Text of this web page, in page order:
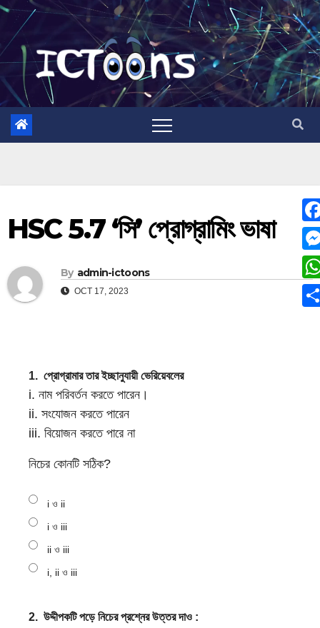
HSC 5.7 ‘সি’ প্রােগ্রামিং ভাষা
By admin-ictoons
OCT 17, 2023
1. প্রােগ্রামার তার ইচ্ছানুযায়ী ভেরিয়েবলের
i. নাম পরিবর্তন করতে পারেন।
ii. সংযােজন করতে পারেন
iii. বিয়ােজন করতে পারে না
নিচের কোনটি সঠিক?
i ও ii
i ও iii
ii ও iii
i, ii ও iii
2. উদ্দীপকটি পড়ে নিচের প্রশ্নের উত্তর দাও :
F
a
c
e
M
e
s
W